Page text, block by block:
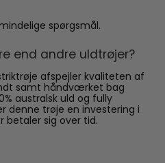
spørgsmål.
end andre uldtrøjer?
afspejler kvaliteten af
samt håndværket bag
australsk uld og fully
denne trøje en investering i
betaler sig over tid.